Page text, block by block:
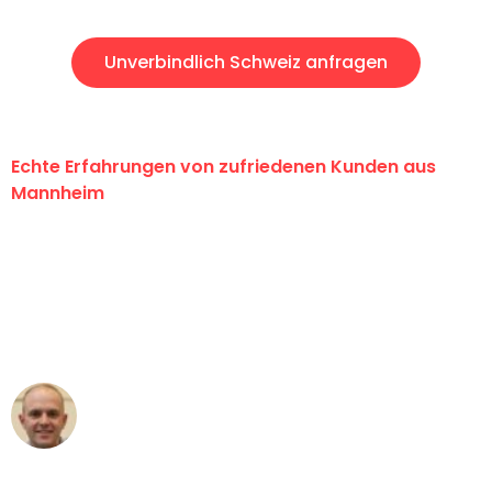
Unverbindlich Schweiz anfragen
Echte Erfahrungen von zufriedenen Kunden aus
Mannheim